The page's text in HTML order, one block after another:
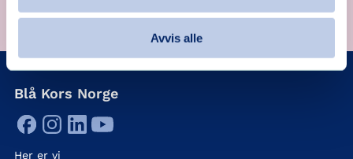
Avvis alle
Støtt oss på VIPPS
(valgfritt beløp)
Blå Kors Norge
Her er vi